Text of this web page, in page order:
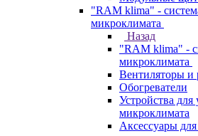
"RAM klima" -
микроклимата
Назад
"RAM klima" -
микроклимата
Вентиляторы и
Обогреватели
Устройства
микроклимата
Аксессуары